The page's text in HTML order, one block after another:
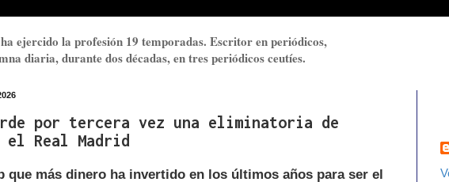
ejercido la profesión 19 temporadas. Escritor en periódicos,
diaria, durante dos décadas, en tres periódicos ceutíes.
por tercera vez una eliminatoria de
el Real Madrid
que más dinero ha invertido en los últimos años para ser el